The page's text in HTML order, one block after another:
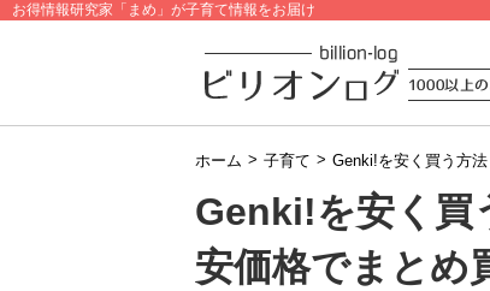
お得情報研究家「まめ」が子育て情報をお届け
ホーム > 子育て > Genki!を安く買う方
Genki!を安く買
安価格でまとめ